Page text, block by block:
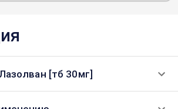
[тб 30мг]